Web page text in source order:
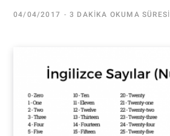
04/04/2017 3 DAKIKA OKUMA SÜRESI